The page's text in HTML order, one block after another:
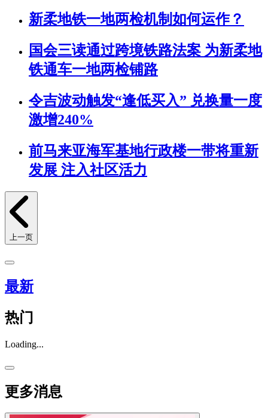
新柔地铁一地两检机制如何运作？
国会三读通过跨境铁路法案 为新柔地
铁通车一地两检铺路
令吉波动触发“逢低买入” 兑换量一度
激增240%
前马来亚海军基地行政楼一带将重新
发展 注入社区活力
上一页
最新
热门
Loading...
更多消息